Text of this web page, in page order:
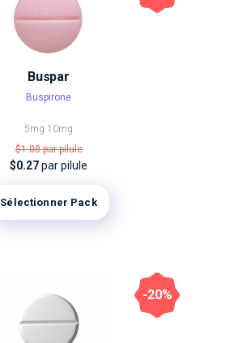
Buspar
Buspirone
5mg 10mg
$1.00par pilule
$0.27par pilule
Sélectionner Pack
-20%